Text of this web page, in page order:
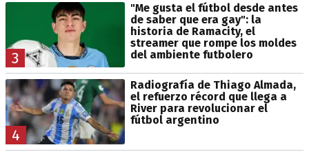
3
"Me gusta el fútbol desde antes
de saber que era gay": la
historia de Ramacity, el
streamer que rompe los moldes
del ambiente futbolero
4
Radiografía de Thiago Almada,
el refuerzo récord que llega a
River para revolucionar el
fútbol argentino